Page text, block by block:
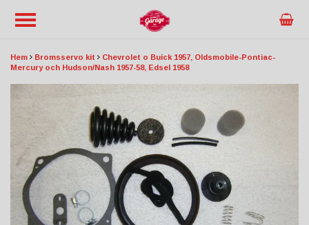
Hem Bromsservo kit
Chevrolet o Buick 1957, Oldsmobile-Pontiac-
Mercury och Hudson/Nash 1957-58, Edsel 1958